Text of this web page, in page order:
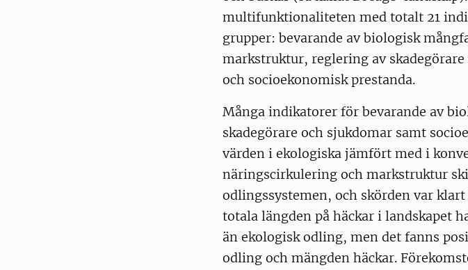
multifunktionaliteten med totalt 21
grupper: bevarande av biologisk
markstruktur, reglering av
och socioekonomisk prestanda.
Många indikatorer för bevarande av
skadegörare och sjukdomar samt
värden i ekologiska jämfört med i
näringscirkulering och markstruktur
odlingssystemen, och skörden var
totala längden på häckar i landskapet
än ekologisk odling, men det fanns
odling och mängden häckar.